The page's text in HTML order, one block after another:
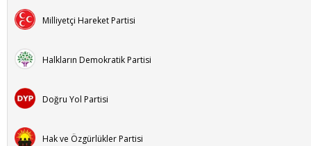
Milliyetçi Hareket Partisi
Halkların Demokratik Partisi
Doğru Yol Partisi
Hak ve Özgürlükler Partisi